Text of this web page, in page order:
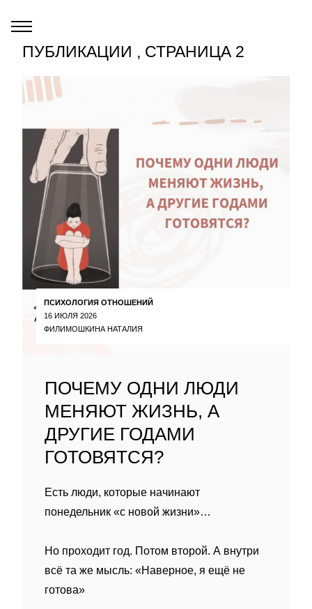
ПУБЛИКАЦИИ , СТРАНИЦА 2
ПСИХОЛОГИЯ ОТНОШЕНИЙ
16 ИЮЛЯ 2026
ФИЛИМОШКИНА НАТАЛИЯ
ПОЧЕМУ ОДНИ ЛЮДИ
МЕНЯЮТ ЖИЗНЬ, А
ДРУГИЕ ГОДАМИ
ГОТОВЯТСЯ?
Есть люди, которые начинают
понедельник «с новой жизни»…
Но проходит год. Потом второй. А внутри
всё та же мысль: «Наверное, я ещё не
готова»